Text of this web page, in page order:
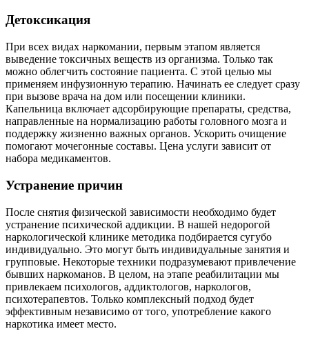
Детоксикация
При всех видах наркомании, первым этапом является
выведение токсичных веществ из организма. Только так
можно облегчить состояние пациента. С этой целью мы
применяем инфузионную терапию. Начинать ее следует сразу
при вызове врача на дом или посещении клиники.
Капельница включает адсорбирующие препараты, средства,
направленные на нормализацию работы головного мозга и
поддержку жизненно важных органов. Ускорить очищение
помогают мочегонные составы. Цена услуги зависит от
набора медикаментов.
Устранение причин
После снятия физической зависимости необходимо будет
устранение психической аддикции. В нашей недорогой
наркологической клинике методика подбирается сугубо
индивидуально. Это могут быть индивидуальные занятия и
групповые. Некоторые техники подразумевают привлечение
бывших наркоманов. В целом, на этапе реабилитации мы
привлекаем психологов, аддиктологов, наркологов,
психотерапевтов. Только комплексный подход будет
эффективным независимо от того, употребление какого
наркотика имеет место.